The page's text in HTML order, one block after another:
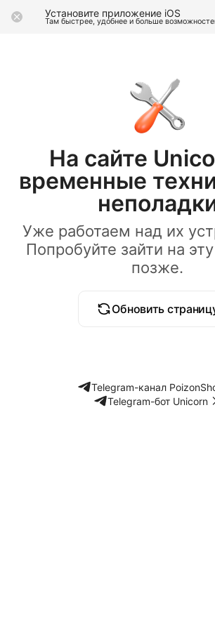
Установите приложение iOS
Там быстрее, удобнее и больше
На сайте
временные
Уже работаем над их
Попробуйте зайти на
позже.
Обновить
Telegram-канал
Telegram-бот Unicorn